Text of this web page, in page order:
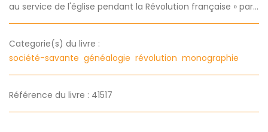
au service de l'église pendant la Révolution française » par...
Categorie(s) du livre :
société-savante généalogie révolution monographie
Référence du livre : 41517